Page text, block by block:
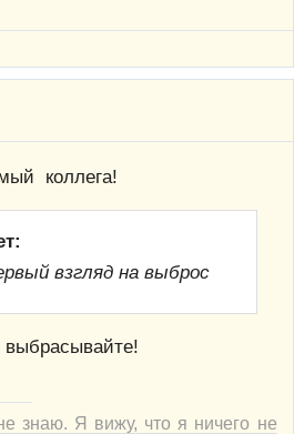
коллега!
взгляд на выброс
выбрасывайте!
знаю. Я вижу, что я ничего не